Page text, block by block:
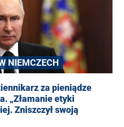
NIEMCZECH
za pieniądze
„Złamanie etyki
Zniszczył swoją